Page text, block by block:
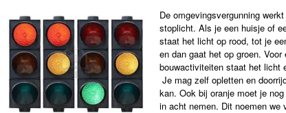
De omgevingsvergunning
stoplicht. Als je een huisje of
staat het licht op rood, tot je
en dan gaat het op groen.
bouwactiviteiten staat het licht
Je mag zelf opletten en
kan. Ook bij oranje moet je
in acht nemen. Dit noemen we